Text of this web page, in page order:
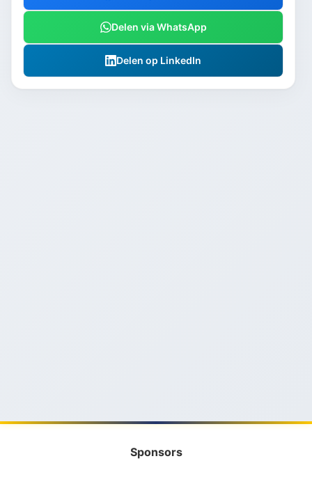
Delen via WhatsApp
Delen op LinkedIn
Sponsors